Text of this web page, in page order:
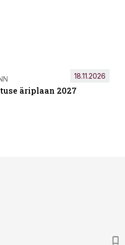
äriplaan 2027
18.11.2026